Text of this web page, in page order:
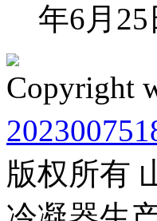
年6月25
Copyright
版权所有